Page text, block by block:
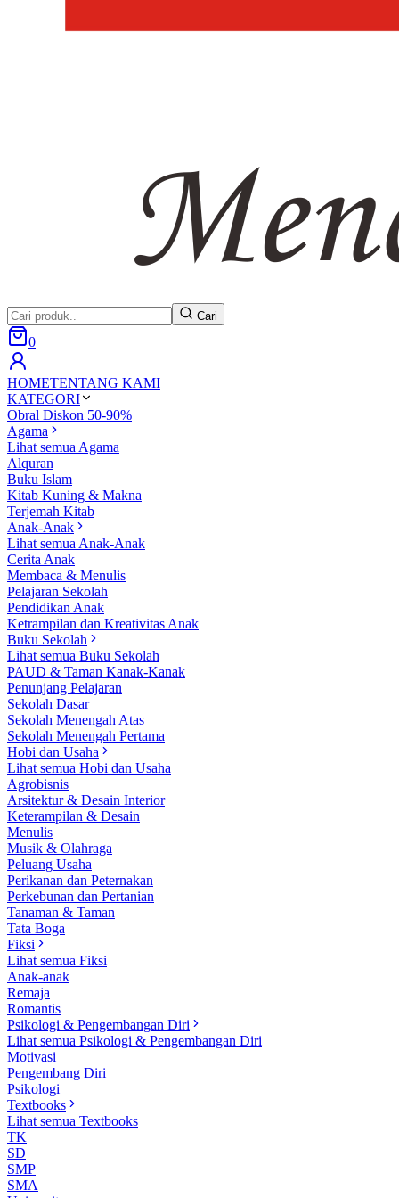
Cari
0
HOMETENTANG KAMI
KATEGORI
Obral Diskon 50-90%
Agama
Lihat semua Agama
Alquran
Buku Islam
Kitab Kuning & Makna
Terjemah Kitab
Anak-Anak
Lihat semua Anak-Anak
Cerita Anak
Membaca & Menulis
Pelajaran Sekolah
Pendidikan Anak
Ketrampilan dan Kreativitas Anak
Buku Sekolah
Lihat semua Buku Sekolah
PAUD & Taman Kanak-Kanak
Penunjang Pelajaran
Sekolah Dasar
Sekolah Menengah Atas
Sekolah Menengah Pertama
Hobi dan Usaha
Lihat semua Hobi dan Usaha
Agrobisnis
Arsitektur & Desain Interior
Keterampilan & Desain
Menulis
Musik & Olahraga
Peluang Usaha
Perikanan dan Peternakan
Perkebunan dan Pertanian
Tanaman & Taman
Tata Boga
Fiksi
Lihat semua Fiksi
Anak-anak
Remaja
Romantis
Psikologi & Pengembangan Diri
Lihat semua Psikologi & Pengembangan Diri
Motivasi
Pengembang Diri
Psikologi
Textbooks
Lihat semua Textbooks
TK
SD
SMP
SMA